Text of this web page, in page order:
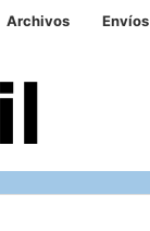
Archivos Envíos